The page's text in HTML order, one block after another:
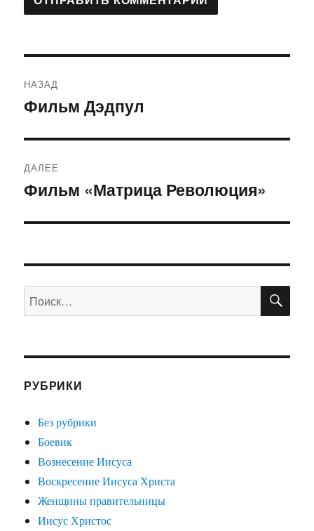
по
НАЗАД
Предыдущая
Фильм Дэдпул
ДАЛЕЕ
Следующая
Фильм «Матрица Революция»
Искать:
РУБРИКИ
Без рубрики
Боевик
Вознесение Иисуса
Воскресение Иисуса Христа
Женщины правительницы
Иисус Христос